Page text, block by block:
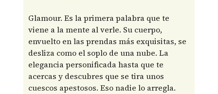
Glamour. Es la primera palabra que te
viene a la mente al verle. Su cuerpo,
envuelto en las prendas más exquisitas, se
desliza como el soplo de una nube. La
elegancia personificada hasta que te
acercas y descubres que se tira unos
cuescos apestosos. Eso nadie lo arregla.